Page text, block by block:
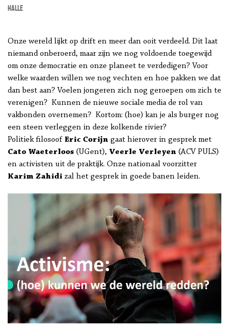
Halle
Onze wereld lijkt op drift en meer dan ooit verdeeld. Dit laat
niemand onberoerd, maar zijn we nog voldoende toegewijd
om onze democratie en onze planeet te verdedigen? Voor
welke waarden willen we nog vechten en hoe pakken we dat
dan best aan? Voelen jongeren zich nog geroepen om zich te
verenigen? Kunnen de nieuwe sociale media de rol van
vakbonden overnemen? Kortom: (hoe) kan je als burger nog
een steen verleggen in deze kolkende rivier?
Politiek filosoof Eric Corijn gaat hierover in gesprek met
Cato Waeterloos (UGent), Veerle Verleyen (ACV PULS)
en activisten uit de praktijk. Onze nationaal voorzitter
Karim Zahidi zal het gesprek in goede banen leiden.